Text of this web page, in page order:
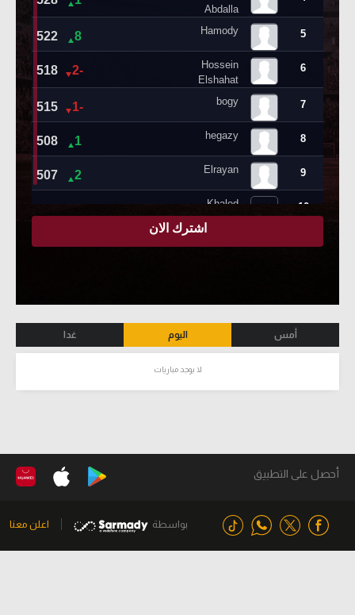
أمس اليوم غدا
لا يوجد مباريات
أحصل على التطبيق
بواسطة اعلن معنا